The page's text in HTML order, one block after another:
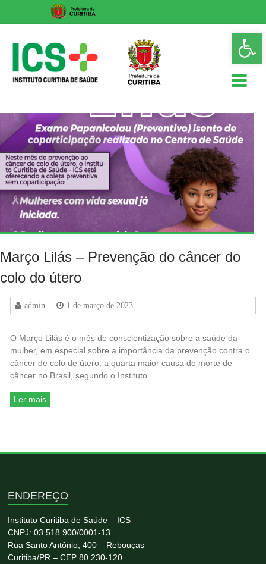
content
ICS
Instituto
Curitiba
de
Saúde
Março Lilás – Prevenção do câncer do
colo do útero
admin 1 de março de 2023
O Março Lilás é o mês de conscientização sobre a saúde da
mulher, em especial sobre a importância da prevenção contra o
câncer de colo de útero, a quarta maior causa de morte de
câncer no Brasil, segundo o Instituto…
Ler mais
ENDEREÇO
Instituto Curitiba de Saúde – ICS
CNPJ: 03.518.900/0001-13
Rua Santo Antônio, 400 – Rebouças
Curitiba/PR – CEP 80.230-120